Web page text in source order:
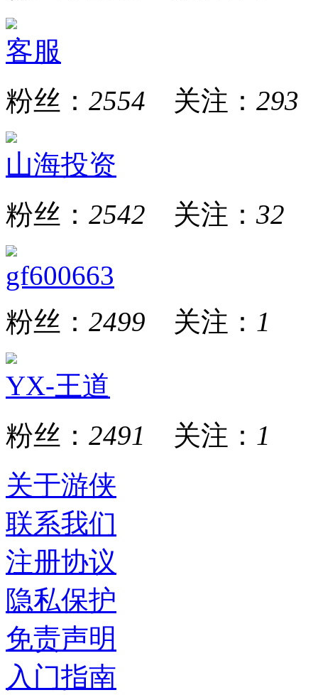
客服
粉丝： 2554 关注： 293
山海投资
粉丝： 2542 关注： 32
gf600663
粉丝： 2499 关注： 1
YX-王道
粉丝： 2491 关注： 1
关于游侠
联系我们
注册协议
隐私保护
免责声明
入门指南